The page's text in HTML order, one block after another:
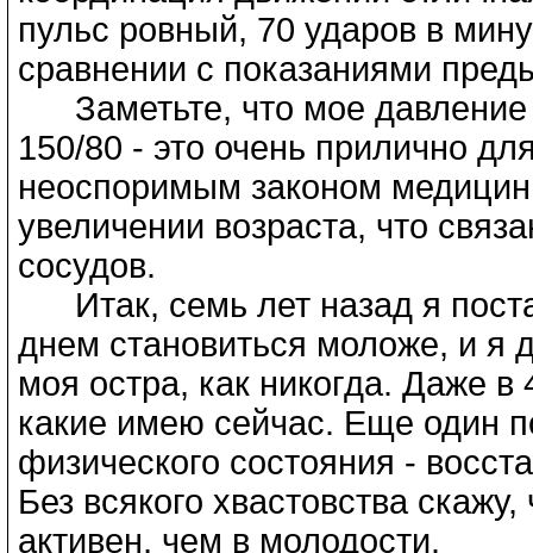
пульс ровный, 70 ударов в
сравнении с показаниями
Заметьте, что мое давление
150/80 - это очень прилично
неоспоримым законом
увеличении возраста, что
сосудов.
Итак, семь лет назад я
днем становиться моложе, и я
моя остра, как никогда. Даже
какие имею сейчас. Еще один
физического состояния -
Без всякого хвастовства
активен, чем в молодости.